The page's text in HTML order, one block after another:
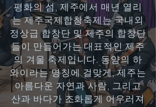
평화의 섬, 제주에서 매년 열리
는 제주국제합창축제는 국내외
정상급 합창단 및 제주의 합창단
들이 만들어가는 대표적인 제주
의 겨울 축제입니다. 동양의 하
와이라는 명칭에 걸맞게, 제주는
아름다운 자연과 사람, 그리고
산과 바다가 조화롭게 어우러져